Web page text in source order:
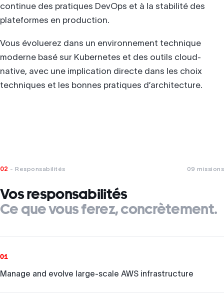
continue des pratiques DevOps et à la stabilité des
plateformes en production.
Vous évoluerez dans un environnement technique
moderne basé sur Kubernetes et des outils cloud-
native, avec une implication directe dans les choix
techniques et les bonnes pratiques d’architecture.
02 - Responsabilités 09 missions
Vos responsabilités
Ce que vous ferez, concrètement.
01
Manage and evolve large-scale AWS infrastructure